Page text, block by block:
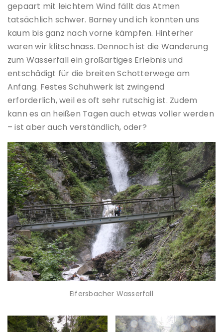
gepaart mit leichtem Wind fällt das Atmen
tatsächlich schwer. Barney und ich konnten uns
kaum bis ganz nach vorne kämpfen. Hinterher
waren wir klitschnass. Dennoch ist die Wanderung
zum Wasserfall ein großartiges Erlebnis und
entschädigt für die breiten Schotterwege am
Anfang. Festes Schuhwerk ist zwingend
erforderlich, weil es oft sehr rutschig ist. Zudem
kann es an heißen Tagen auch etwas voller werden
– ist aber auch verständlich, oder?
Eifersbacher Wasserfall